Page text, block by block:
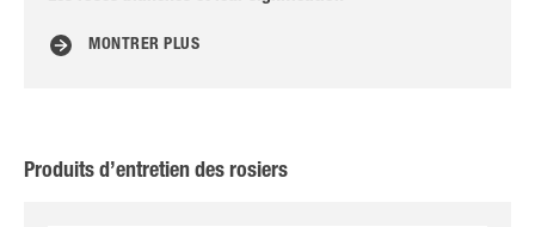
MONTRER PLUS
Produits d’entretien des rosiers